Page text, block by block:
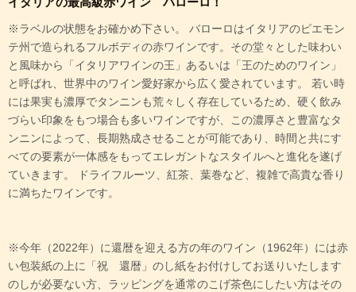
※ラベルの状態をお確かめ下さい。 バローロはイタリアのピエモン
テ州で造られるフルボディの赤ワインです。その堂々とした味わい
と風味から「イタリアワインの王」あるいは「王のためのワイン」
と呼ばれ、世界中のワイン愛好家から広く愛されています。 若い時
には果実も濃厚でタンニンも荒々しく存在しているため、硬く飲み
づらい印象をもつ場合も多いワインですが、この濃厚さと豊富なタ
ンニンによって、長期熟成させることが可能であり、時間と共にす
べての要素が一体感をもってエレガントなスタイルへと進化を遂げ
ていきます。 ドライフルーツ、紅茶、葉巻など、複雑で高貴な香り
に満ちたワインです。
※今年（2022年）に還暦を迎える方の年のワイン（1962年）には赤
い包装紙の上に「祝 還暦」のし紙をお付けしてお送りいたします
のしが必要ない方、ラッピングを通常のこげ茶色にしたい方はその